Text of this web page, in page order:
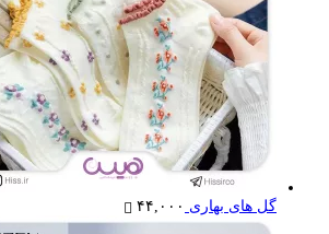
گل های بهاری ۴۴,۰۰۰